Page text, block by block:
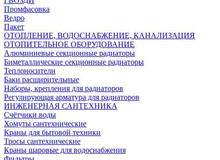
Промфасовка
Ведро
Пакет
ОТОПЛЕНИЕ, ВОДОСНАБЖЕНИЕ, КАНАЛИЗАЦИЯ
ОТОПИТЕЛЬНОЕ ОБОРУДОВАНИЕ
Алюминиевые секционные радиаторы
Биметаллические секционные радиаторы
Теплоносители
Баки расширительные
Наборы, крепления для радиаторов
Регулирующая арматура для радиаторов
ИНЖЕНЕРНАЯ САНТЕХНИКА
Счётчики воды
Хомуты сантехнические
Краны для бытовой техники
Тросы сантехнические
Краны шаровые для водоснабжения